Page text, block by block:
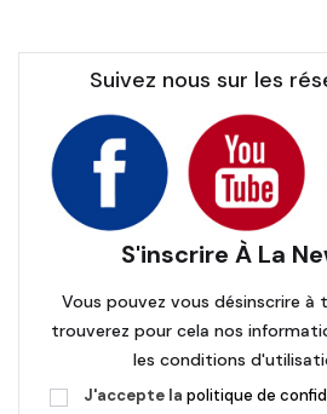
Suivez nous sur les
S'inscrire À La
Vous pouvez vous désinscrire
trouverez pour cela nos
les conditions
J'accepte la politique de